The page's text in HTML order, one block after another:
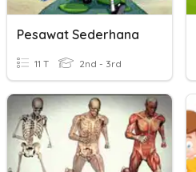
Pesawat Sederhana
11 T 2nd - 3rd